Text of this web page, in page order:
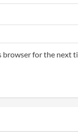
browser for the next